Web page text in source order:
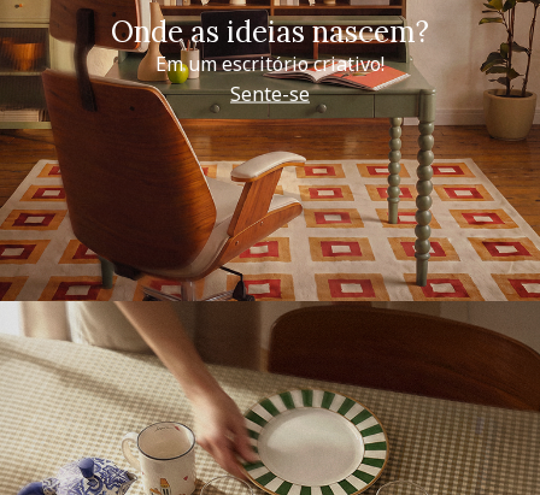
Onde as ideias nascem?
Em um escritório criativo!
Sente-se